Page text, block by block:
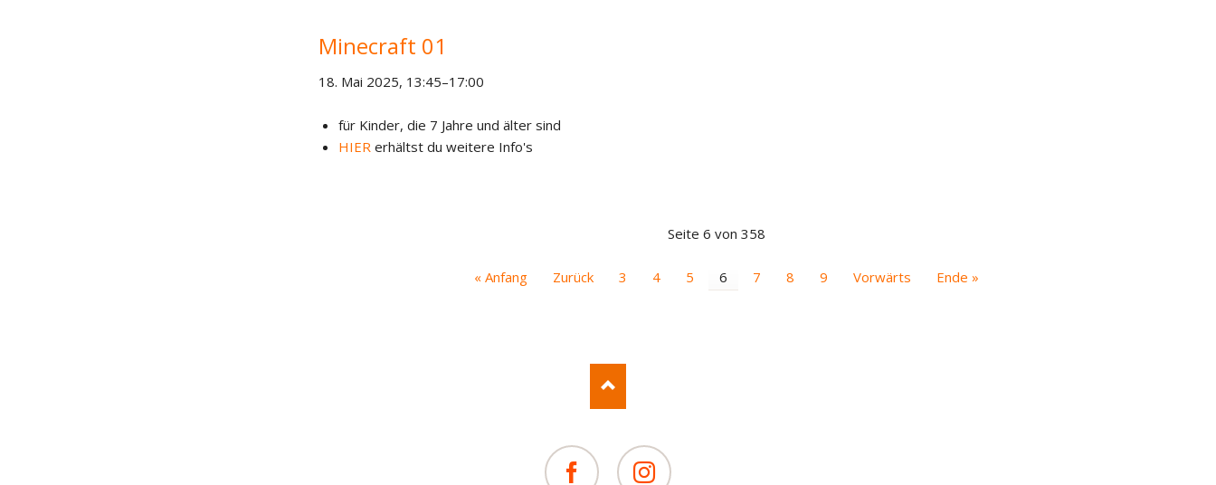
Minecraft 01
18. Mai 2025, 13:45–17:00
für Kinder, die 7 Jahre und älter sind
HIER erhältst du weitere Info's
Seite 6 von 358
« Anfang Zurück 3 4 5 6 7 8 9 Vorwärts Ende »